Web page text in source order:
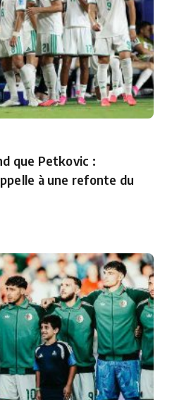
que Petkovic :
à une refonte du